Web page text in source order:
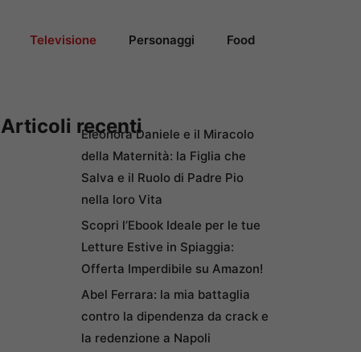
Televisione Personaggi Food
Articoli recentiEleonora Daniele e il Miracolo
della Maternità: la Figlia che
Salva e il Ruolo di Padre Pio
nella loro Vita
Scopri l’Ebook Ideale per le tue
Letture Estive in Spiaggia:
Offerta Imperdibile su Amazon!
Abel Ferrara: la mia battaglia
contro la dipendenza da crack e
la redenzione a Napoli